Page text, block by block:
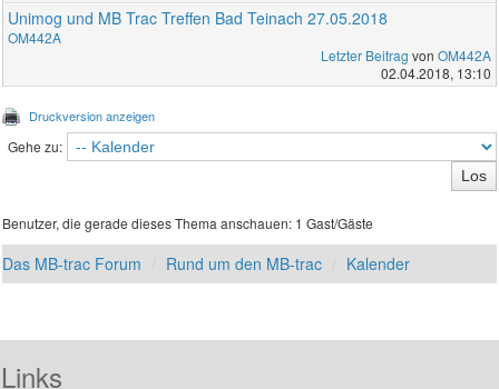
Unimog und MB Trac Treffen Bad Teinach 27.05.2018
OM442A
Letzter Beitrag von OM442A
02.04.2018, 13:10
Druckversion anzeigen
Gehe zu:
Benutzer, die gerade dieses Thema anschauen: 1 Gast/Gäste
Das MB-trac Forum Rund um den MB-trac Kalender
Links